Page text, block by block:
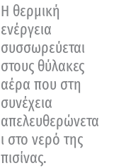
Η θερμική
ενέργεια
συσσωρεύεται
στους θύλακες
αέρα που στη
συνέχεια
απελευθερώνετα
ι στο νερό της
πισίνας.